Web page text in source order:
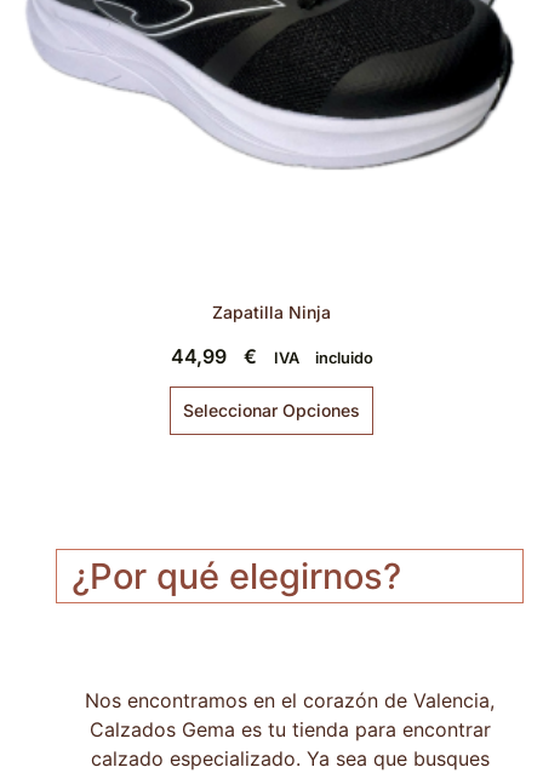
Zapatilla Ninja
44,99 € IVA incluido
Seleccionar Opciones
¿Por qué elegirnos?
Nos encontramos en el corazón de Valencia,
Calzados Gema es tu tienda para encontrar
calzado especializado. Ya sea que busques